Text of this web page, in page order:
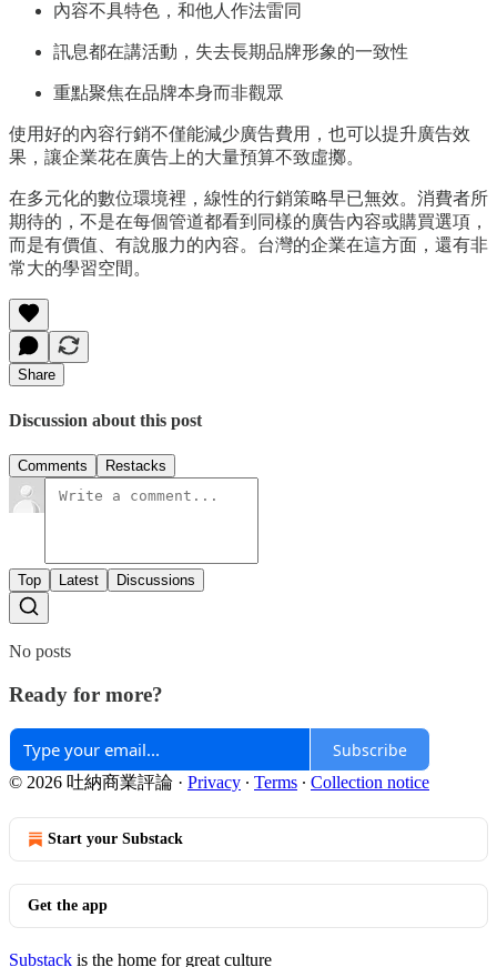
內容不具特色，和他人作法雷同
訊息都在講活動，失去長期品牌形象的一致性
重點聚焦在品牌本身而非觀眾
使用好的內容行銷不僅能減少廣告費用，也可以提升廣告效
果，讓企業花在廣告上的大量預算不致虛擲。
在多元化的數位環境裡，線性的行銷策略早已無效。消費者所
期待的，不是在每個管道都看到同樣的廣告內容或購買選項，
而是有價值、有說服力的內容。台灣的企業在這方面，還有非
常大的學習空間。
Share
Discussion about this post
Comments Restacks
Top Latest Discussions
No posts
Ready for more?
Subscribe
© 2026 吐納商業評論 · Privacy ∙ Terms ∙ Collection notice
Start your Substack
Get the app
Substack is the home for great culture